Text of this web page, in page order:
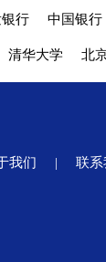
行 中国银行
清华大学 北
我们 | 联系